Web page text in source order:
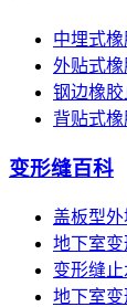
中埋式
外贴式
钢边橡
背贴式
变形缝百科
盖板型
地下室
变形缝
地下室